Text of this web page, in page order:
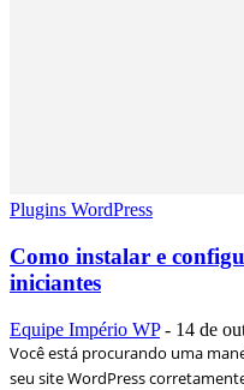
Plugins WordPress
Como instalar e
iniciantes
Equipe Império WP - 14 de
Você está procurando uma
seu site WordPress